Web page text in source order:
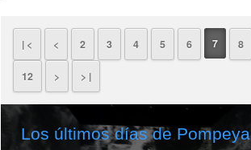
| < < 2 3 4 5 6 7 8
12 > > |
Los últimos días de Pompeya